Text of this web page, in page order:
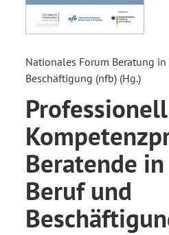
Nationales Forum Beratung
Beschäftigung (nfb) (Hg.)
Beratende
Beruf und